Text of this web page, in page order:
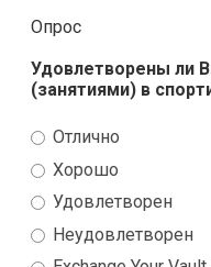
Опрос
Удовлетворены ли
(занятиями) в
Отлично
Хорошо
Удовлетворен
Неудовлетворен